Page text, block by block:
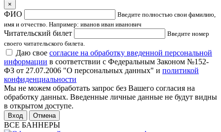
×
ФИО
Введите полностью свои фамилию,
имя и отчество. Например: иванов иван иванович
Читательский билет
Введите номер
своего читательского билета.
Даю свое согласие на обработку введенной персональной
информации в соответствии с Федеральным Законом №152-
ФЗ от 27.07.2006 "О персональных данных" и политикой
конфиденциальности
Мы не можем обработать запрос без Вашего согласия на
обработку данных. Введенные личные данные не будут видны
в открытом доступе.
Отмена
ВСЕ БАННЕРЫ